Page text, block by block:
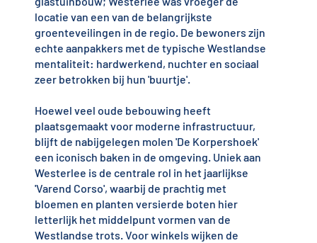
locatie van een van de belangrijkste
groenteveilingen in de regio. De bewoners zijn
echte aanpakkers met de typische Westlandse
mentaliteit: hardwerkend, nuchter en sociaal
zeer betrokken bij hun 'buurtje'.
Hoewel veel oude bebouwing heeft
plaatsgemaakt voor moderne infrastructuur,
blijft de nabijgelegen molen 'De Korpershoek'
een iconisch baken in de omgeving. Uniek aan
Westerlee is de centrale rol in het jaarlijkse
'Varend Corso', waarbij de prachtig met
bloemen en planten versierde boten hier
letterlijk het middelpunt vormen van de
Westlandse trots. Voor winkels wijken de